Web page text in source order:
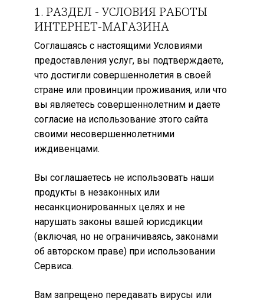
1. РАЗДЕЛ - УСЛОВИЯ РАБОТЫ
ИНТЕРНЕТ-МАГАЗИНА
Соглашаясь с настоящими Условиями
предоставления услуг, вы подтверждаете,
что достигли совершеннолетия в своей
стране или провинции проживания, или что
вы являетесь совершеннолетним и даете
согласие на использование этого сайта
своими несовершеннолетними
иждивенцами.
Вы соглашаетесь не использовать наши
продукты в незаконных или
несанкционированных целях и не
нарушать законы вашей юрисдикции
(включая, но не ограничиваясь, законами
об авторском праве) при использовании
Сервиса.
Вам запрещено передавать вирусы или